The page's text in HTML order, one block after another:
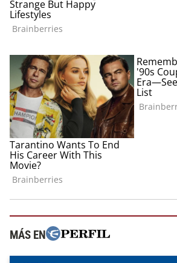
MÁS EN